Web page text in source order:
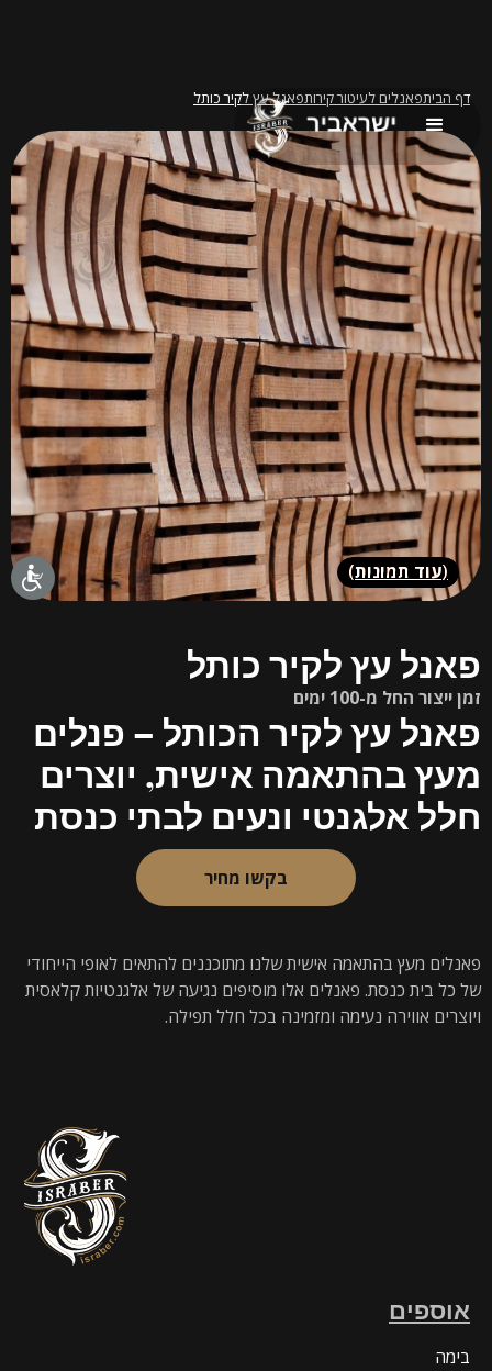
דף הביתפאנלים לעיטור קירותפאנל עץ לקיר כותל
(עוד תמונות)
פאנל עץ לקיר כותל
זמן ייצור החל מ-100 ימים
פאנל עץ לקיר הכותל – פנלים
מעץ בהתאמה אישית, יוצרים
חלל אלגנטי ונעים לבתי כנסת
בקשו מחיר
פאנלים מעץ בהתאמה אישית שלנו מתוכננים להתאים לאופי הייחודי
של כל בית כנסת. פאנלים אלו מוסיפים נגיעה של אלגנטיות קלאסית
ויוצרים אווירה נעימה ומזמינה בכל חלל תפילה.
אוספים
בימה